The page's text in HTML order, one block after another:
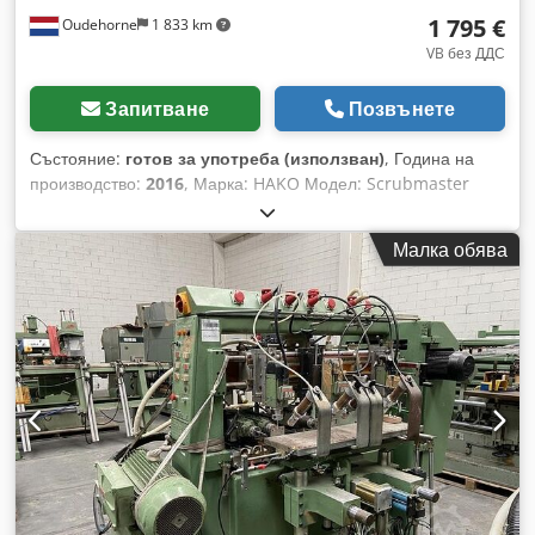
Oudehorne 1 833 km 1 795 €
VB без ДДС
Запитване Позвънете
Състояние: готов за употреба (използван), Година на
производство: 2016, Марка: HAKO Модел: Scrubmaster
B650 Година на производство: 2016 Капацитет: 3200 м²/час
Credpozqnclefx Abwsf Ширина на почистващата глава: 65
см Задвижване: 24 V Резервоар за чиста вода: 72 л
Резервоар за мръсна вода: 74 л Вътрешно зарядно
устройство, 220 волта.
Малка обява